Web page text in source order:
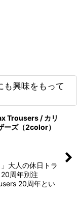
も興味をもって
Trousers / カリ
ーズ（2color）
大人の休日トラ
周年別注
20周年とい